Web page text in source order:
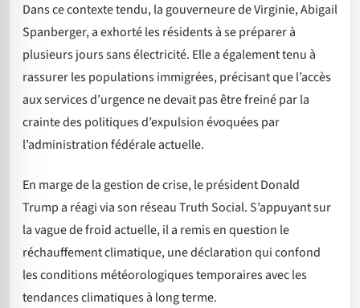
Dans ce contexte tendu, la gouverneure de Virginie, Abigail
Spanberger, a exhorté les résidents à se préparer à
plusieurs jours sans électricité. Elle a également tenu à
rassurer les populations immigrées, précisant que l’accès
aux services d’urgence ne devait pas être freiné par la
crainte des politiques d’expulsion évoquées par
l’administration fédérale actuelle.
En marge de la gestion de crise, le président Donald
Trump a réagi via son réseau Truth Social. S’appuyant sur
la vague de froid actuelle, il a remis en question le
réchauffement climatique, une déclaration qui confond
les conditions météorologiques temporaires avec les
tendances climatiques à long terme.